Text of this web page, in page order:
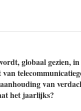
globaal gezien,
van
het jaarlijks?